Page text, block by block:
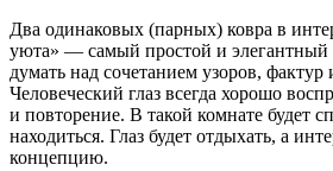
Два одинаковых (парных) ковра в
уюта» — самый простой и
думать над сочетанием узоров, фактур
Человеческий глаз всегда хорошо
и повторение. В такой комнате будет
находиться. Глаз будет отдыхать, а
концепцию.